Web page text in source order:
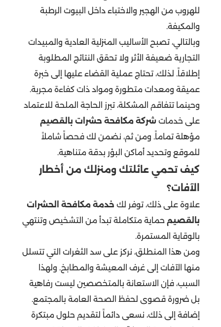
للهروب من الهجير والاختباء داخل البيوت الرطبة
والمكيفة.
وبالتالي، تصبح الأساليب المنزلية العادية والمبيدات
التجارية ضعيفة الأثر ولا تحقق النتائج المطلوبة
إطلاقاً. لذلك، تحتاج عملية القضاء عليها إلى خبرة
عميقة ومعدات متطورة ومواد ذات كفاءة مجربة.
وحينما تتفاقم المشكلة، تبرز الحاجة الملحة للاعتماد
على خدمات شركة مكافحة حشرات بالقصيم
مؤهلة تماماً. ومن ثم، نضمن لك فحصاً شاملاً
للموقع وتحديد أماكن البؤر بدقة متناهية.
كيف تحمي عائلتك ومنزلك من أخطار
الآفات؟
علاوة على ذلك، توفر لك خدمة مكافحة الحشرات
بالقصيم حماية متكاملة تبدأ من التشخيص وتنتهي
بالوقاية المستمرة.
ومن هذا المنطلق، نركز على سد الثغرات التي تتسلل
منها الآفات إلى غرف المعيشة والمطابخ. ولهذا
السبب، فإن الاستعانة بالمتخصصين ليست رفاهية
بل ضرورة قصوى لحفظ الصحة العامة بالمجتمع.
إضافة إلى ذلك، نسعى دائماً لتقديم حلول مبتكرة